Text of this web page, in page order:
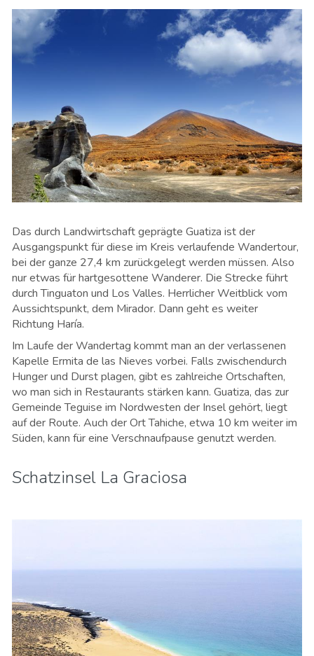
Das durch Landwirtschaft geprägte Guatiza ist der
Ausgangspunkt für diese im Kreis verlaufende Wandertour,
bei der ganze 27,4 km zurückgelegt werden müssen. Also
nur etwas für hartgesottene Wanderer. Die Strecke führt
durch Tinguaton und Los Valles. Herrlicher Weitblick vom
Aussichtspunkt, dem Mirador. Dann geht es weiter
Richtung Haría.
Im Laufe der Wandertag kommt man an der verlassenen
Kapelle Ermita de las Nieves vorbei. Falls zwischendurch
Hunger und Durst plagen, gibt es zahlreiche Ortschaften,
wo man sich in Restaurants stärken kann. Guatiza, das zur
Gemeinde Teguise im Nordwesten der Insel gehört, liegt
auf der Route. Auch der Ort Tahiche, etwa 10 km weiter im
Süden, kann für eine Verschnaufpause genutzt werden.
Schatzinsel La Graciosa